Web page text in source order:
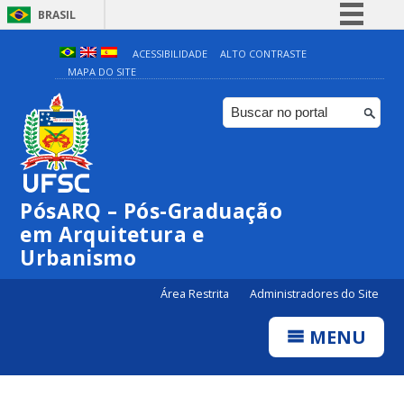
BRASIL
Simplifique!
Comunica BR
Participe
ACESSIBILIDADE
ALTO CONTRASTE
MAPA DO SITE
PósARQ – Pós-Graduação
em Arquitetura e
Urbanismo
Área Restrita Administradores do Site
MENU